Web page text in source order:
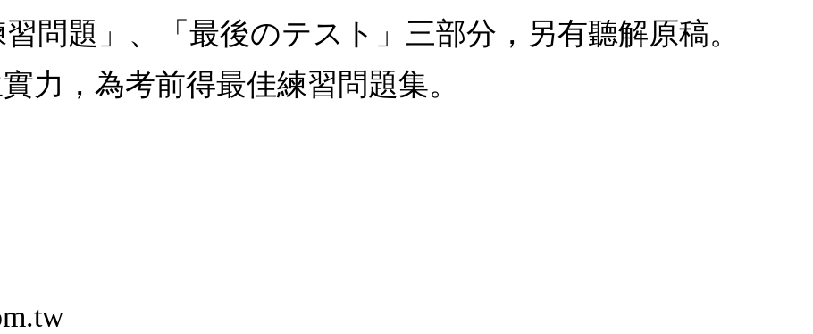
問題」、「最後のテスト」三部分，另有聽解原稿。
力，為考前得最佳練習問題集。